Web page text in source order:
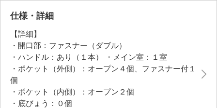
ルや折り畳み傘などを収容しやすく、未使用時はファ
スナーを閉めればすっきりしたデザインに♪４輪キャ
換もスムーズ。
ターンスイッチタイプの４輪ストッパー機能搭載で、
キャリーが勝手に転がってしまうのを防ぎます。
１０ｋｇの荷物を約４９分の１の力で運ぶことができ
るのも魅力（第三者機関調べ）。
※使用環境により異なります。
仕様・詳細
【詳細】
・開口部：ファスナー（ダブル）
・ハンドル：あり（１本） ・メイン室：１室
・ポケット（外側）：オープン４個、ファスナー付１
個
・ポケット（内側）：オープン２個
・底びょう：０個